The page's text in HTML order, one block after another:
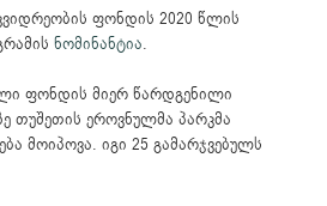
ფონდის 2020 წლის
ნომინანტია.
ფონდის მიერ წარდგენილი
თუშეთის ეროვნულმა პარკმა
მოიპოვა. იგი 25 გამარჯვებულს